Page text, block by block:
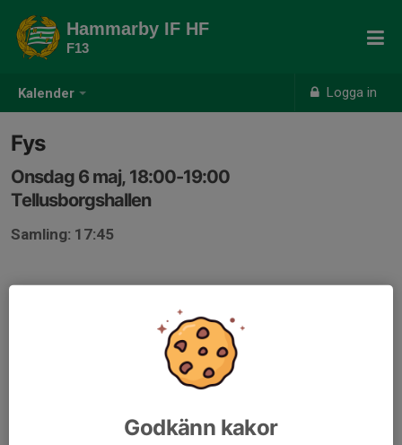
Kalender Logga in
Hammarby IF HF
F13
Fys
Onsdag 6 maj, 18:00-19:00
Tellusborgshallen
Samling: 17:45
Godkänn kakor